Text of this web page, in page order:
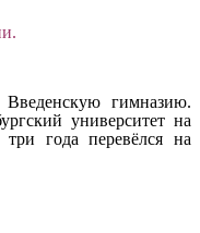
гимназию.
университет на
года перевёлся на